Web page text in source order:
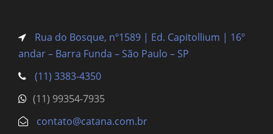
Rua do Bosque, nº1589 | Ed. Capitollium | 16º
andar – Barra Funda – São Paulo – SP
(11) 3383-4350
(11) 99354-7935
contato@catana.com.br